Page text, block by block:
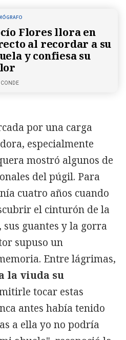
Flores llora en
al recordar a su
y confiesa su
CONDE
por una carga
especialmente
mostró algunos de
del púgil. Para
cuatro años cuando
el cinturón de la
guantes y la gorra
supuso un
Entre lágrimas,
la viuda su
tocar estas
antes había tenido
a ella yo no podría